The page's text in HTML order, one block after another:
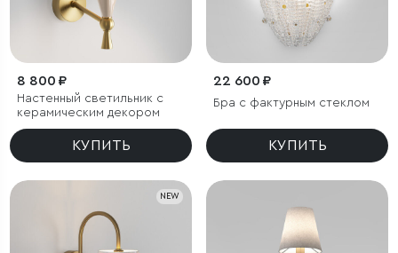
8 800 ₽
Настенный светильник с
керамическим декором
КУПИТЬ
22 600 ₽
Бра с фактурным стеклом
КУПИТЬ
NEW